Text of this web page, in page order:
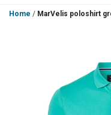
Home / MarVelis poloshirt